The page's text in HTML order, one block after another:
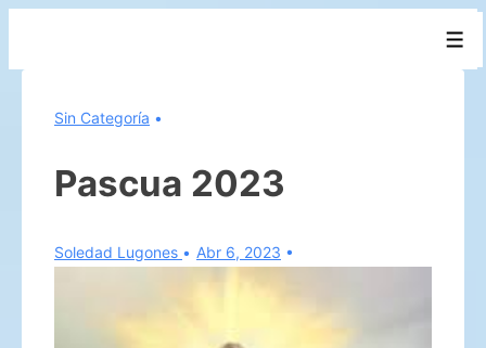
contenidoSin Categoría
Pascua 2023
Soledad Lugones Abr 6, 2023